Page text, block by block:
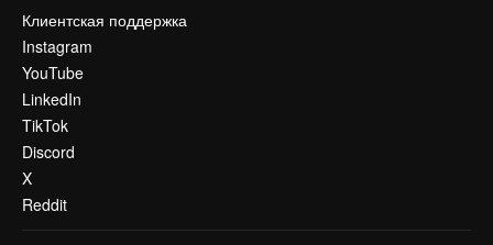
Клиентская поддержка
Instagram
YouTube
LinkedIn
TikTok
Discord
X
Reddit